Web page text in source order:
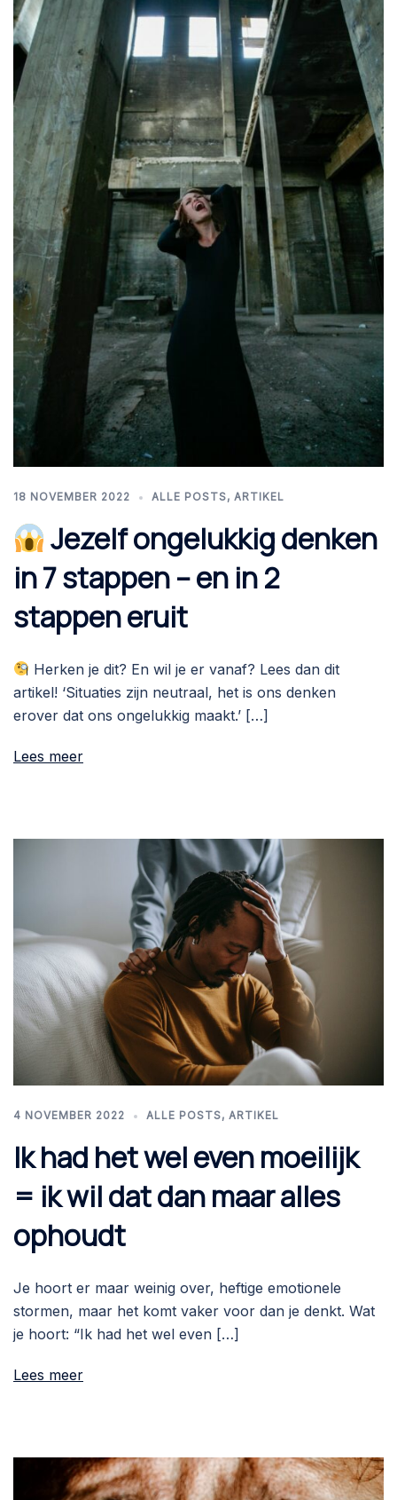
18 NOVEMBER 2022 ALLE POSTS, ARTIKEL
Jezelf ongelukkig denken
in 7 stappen – en in 2
stappen eruit
Herken je dit? En wil je er vanaf? Lees dan dit
artikel! ‘Situaties zijn neutraal, het is ons denken
erover dat ons ongelukkig maakt.’ […]
Lees meer
4 NOVEMBER 2022 ALLE POSTS, ARTIKEL
Ik had het wel even moeilijk
= ik wil dat dan maar alles
ophoudt
Je hoort er maar weinig over, heftige emotionele
stormen, maar het komt vaker voor dan je denkt. Wat
je hoort: “Ik had het wel even […]
Lees meer